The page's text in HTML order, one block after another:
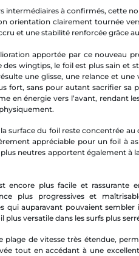
intermédiaires à confirmés, cette
orientation clairement tournée
et une stabilité renforcée grâce
apportée par ce nouveau
wingtips, le foil est plus sain et
une glisse, une relance et
fort, sans pour autant sacrifier sa
en énergie vers l’avant, rendant
surface du foil reste concentrée
appréciable pour un foil à
neutres apportent également à
encore plus facile et rassurante
plus progressives et
qui auparavant pouvaient
plus versatile dans les surfs plus
plage de vitesse très étendue,
tout en accédant à une